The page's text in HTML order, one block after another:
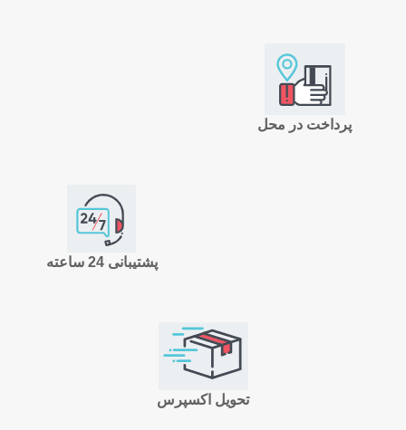
پرداخت در محل
پشتیبانی 24 ساعته
تحویل اکسپرس